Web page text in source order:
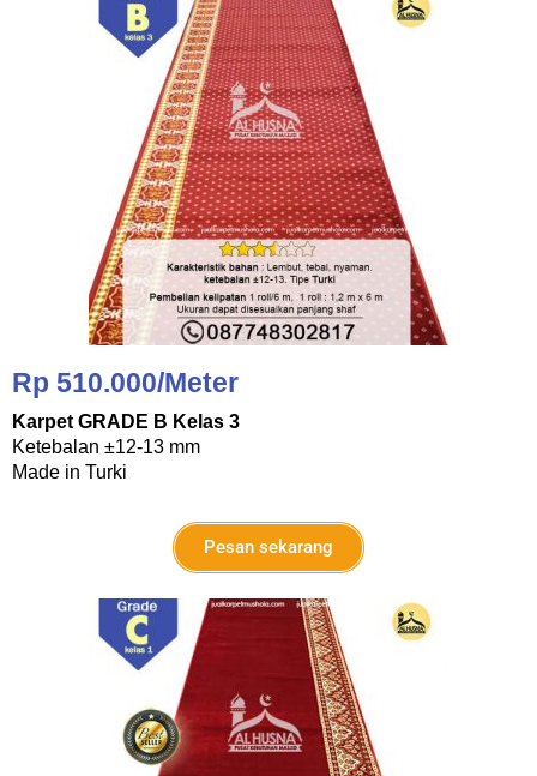
Rp 510.000/Meter
Karpet GRADE B Kelas 3
Ketebalan ±12-13 mm
Made in Turki
Pesan sekarang